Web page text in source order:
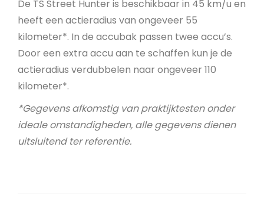
De TS Street Hunter is beschikbaar in 45 km/u en
heeft een actieradius van ongeveer 55
kilometer*. In de accubak passen twee accu’s.
Door een extra accu aan te schaffen kun je de
actieradius verdubbelen naar ongeveer 110
kilometer*.
*Gegevens afkomstig van praktijktesten onder
ideale omstandigheden, alle gegevens dienen
uitsluitend ter referentie.